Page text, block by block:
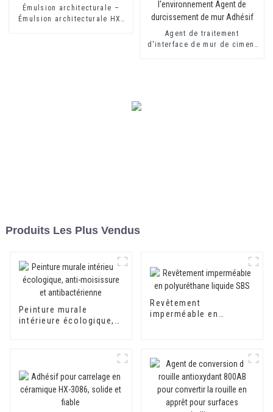
Émulsion architecturale –
Émulsion architecturale HX-
Agent de traitement
d'interface de mur de ciment
Produits Les Plus Vendus
Peinture murale
intérieure écologique,
Revêtement
imperméable en